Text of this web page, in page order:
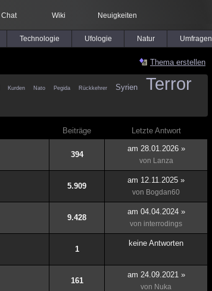
Chat Wiki Neuigkeiten
Technologie Ufologie Natur Umfragen
Thema erstellen
Kurden Nato Pegida Rückkehrer Syrien Terror
Beiträge
Letzte Antwort
394
am 28.01.2026 »
von Lanza
5.909
am 12.11.2025 »
von Bogdan60
9.428
am 04.04.2024 »
von interrodings
1
keine Antworten
161
am 24.09.2021 »
von Nuka